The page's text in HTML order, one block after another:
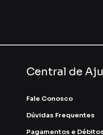
Central de
Fale Conosco
Dúvidas Frequentes
Pagamentos e Débitos